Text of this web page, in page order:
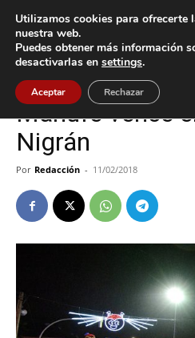
Inicio Cultura / Ocio
Cultura / Ocio Nigrán
Mañufe vence
Nigrán
Por Redacción - 11/02/2018
Utilizamos cookies para ofrecerte
nuestra web.
Puedes obtener más información
desactivarlas en settings.
Aceptar Rechazar